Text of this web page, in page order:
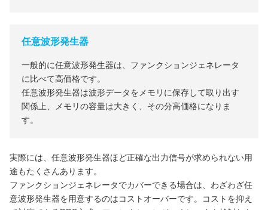
任意波形発生器
一般的に任意波形発生器は、ファンクションジェネレータ
に比べて高価格です。
任意波形発生器は波形データをメモリに保存して取り出す
関係上、メモリの容量は大きく、その分高価格になりま
す。
実際には、任意波形発生器ほど正確な出力信号が求められない用
途もたくさんあります。
ファンクションジェネレータでカバーできる場合は、わざわざ任
意波形発生器を用意するのはコストオーバーです。コストを抑え